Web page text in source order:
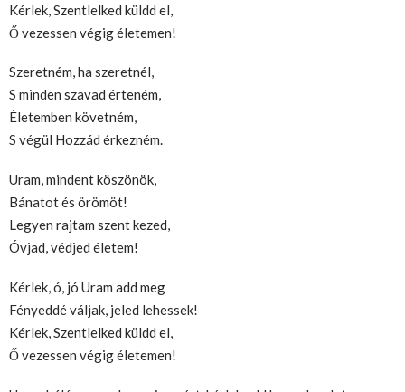
Kérlek, Szentlelked küldd el,
Ő vezessen végig életemen!
Szeretném, ha szeretnél,
S minden szavad érteném,
Életemben követném,
S végül Hozzád érkezném.
Uram, mindent köszönök,
Bánatot és örömöt!
Legyen rajtam szent kezed,
Óvjad, védjed életem!
Kérlek, ó, jó Uram add meg
Fényeddé váljak, jeled lehessek!
Kérlek, Szentlelked küldd el,
Ő vezessen végig életemen!